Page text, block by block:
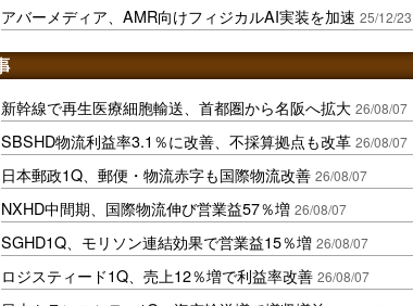
アバーメディア、AMR向けフィジカルAI実装を加速 25/12/23
新幹線で再生医療細胞輸送、首都圏から名阪へ拡大 26/08/07
SBSHD物流利益率3.1％に改善、不採算拠点も改革 26/08/07
日本郵政1Q、郵便・物流赤字も国際物流改善 26/08/07
NXHD中間期、国際物流伸び営業益57％増 26/08/07
SGHD1Q、モリソン連結効果で営業益15％増 26/08/07
ロジスティード1Q、売上12％増で利益率改善 26/08/07